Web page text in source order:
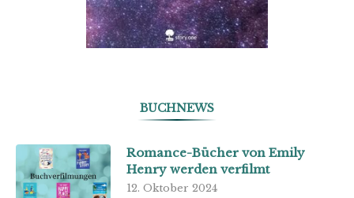
BUCHNEWS
Romance-Bücher von Emily
Henry werden verfilmt
12. Oktober 2024